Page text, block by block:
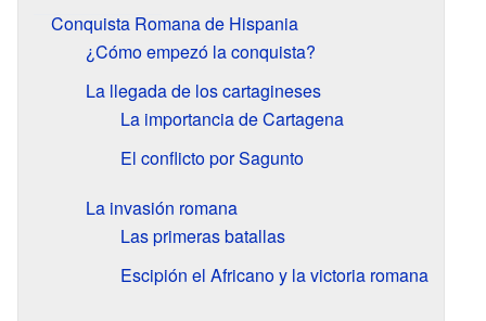
Conquista Romana de Hispania
¿Cómo empezó la conquista?
La llegada de los cartagineses
La importancia de Cartagena
El conflicto por Sagunto
La invasión romana
Las primeras batallas
Escipión el Africano y la victoria romana